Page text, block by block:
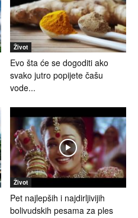
Život
Evo šta će se dogoditi ako
svako jutro popijete čašu
vode...
Život
Pet najlepših i najdirljivijih
bolivudskih pesama za ples